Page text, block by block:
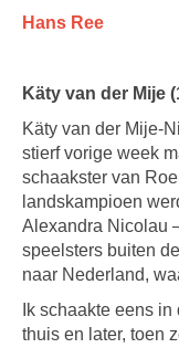
Hans Ree
Käty van der Mije
Käty van der Mije-
stierf vorige week
schaakster van
landskampioen
Alexandra Nicolau
speelsters buiten
naar Nederland,
Ik schaakte eens
thuis en later, toen